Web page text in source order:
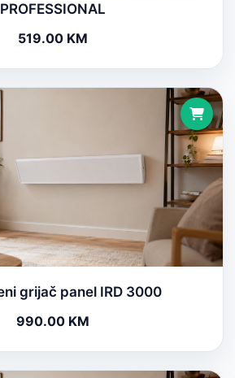
PROFESSIONAL
519.00 KM
grijač panel IRD 3000
990.00 KM